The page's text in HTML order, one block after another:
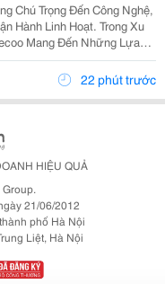
Chú Trọng Đến Công Nghệ,
Hành Linh Hoạt. Trong Xu
Mang Đến Những Lựa
Hàng Yêu Thích Thiết Kế
Tiện Lợi. Không Chỉ Chú...
22 phút trước
HIỆU QUẢ
21/06/2012
phố Hà Nội
Liệt, Hà Nội